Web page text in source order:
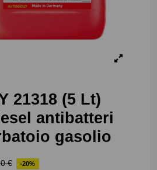
21318 (5 Lt)
antibatteri
gasolio
€ -20%